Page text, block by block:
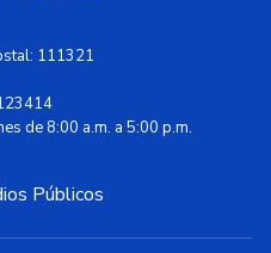
111321
de 8:00 a.m. a 5:00 p.m.
Públicos